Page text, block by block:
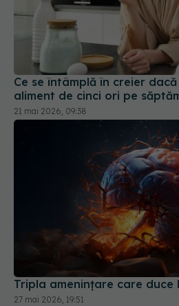
Ce se întâmplă în creier
aliment de cinci ori pe
21 mai 2026, 09:38
Tripla amenințare care duce
27 mai 2026, 19:51